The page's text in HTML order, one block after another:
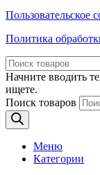
Пользовательское
Политика
Начните вводить
ищете.
Поиск товаров
Меню
Категории